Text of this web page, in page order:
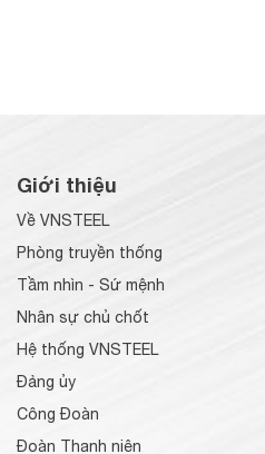
Giới thiệu
Về VNSTEEL
Phòng truyền thống
Tầm nhìn - Sứ mệnh
Nhân sự chủ chốt
Hệ thống VNSTEEL
Đảng ủy
Công Đoàn
Đoàn Thanh niên